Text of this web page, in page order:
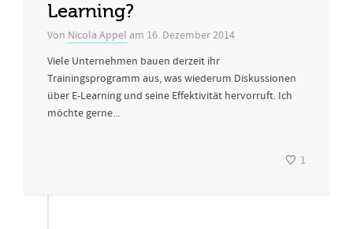
Learning?
Von Nicola Appel am 16. Dezember 2014
Viele Unternehmen bauen derzeit ihr
Trainingsprogramm aus, was wiederum Diskussionen
über E-Learning und seine Effektivität hervorruft. Ich
möchte gerne...
1